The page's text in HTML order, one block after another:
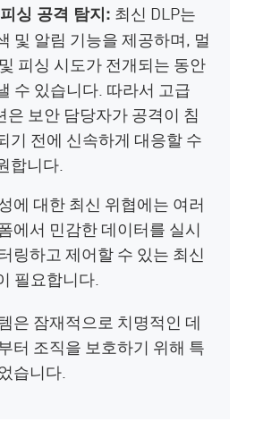
싱 공격 탐지: 최신 DLP는
및 알림 기능을 제공하며, 멀
피싱 시도가 전개되는 동안
수 있습니다. 따라서 고급
은 보안 담당자가 공격이 침
기 전에 신속하게 대응할 수
합니다.
에 대한 최신 위협에는 여러
에서 민감한 데이터를 실시
링하고 제어할 수 있는 최신
필요합니다.
은 잠재적으로 치명적인 데
터 조직을 보호하기 위해 특
습니다.